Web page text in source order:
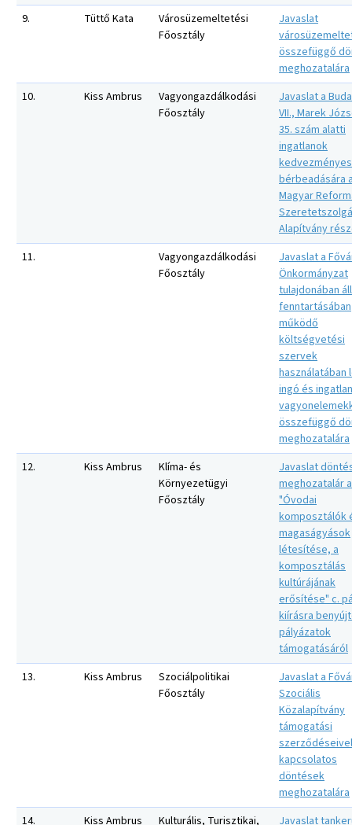
9.
Tüttő Kata
Városüzemeltetési
Főosztály
Javaslat
összefüggő
meghozatalára
10.
Kiss Ambrus
Vagyongazdálkodási
Főosztály
Javaslat a
VII., Marek
35. szám alatti
ingatlanok
kedvezményes
bérbeadására
Magyar
Alapítvány
11.
Vagyongazdálkodási
Főosztály
Javaslat a
Önkormányzat
tulajdonában
fenntartásában
működő
költségvetési
szervek
használatában
ingó és ingatlan
összefüggő
meghozatalára
12.
Kiss Ambrus
Klíma- és
Környezetügyi
Főosztály
Javaslat
meghozatalár
"Óvodai
komposztálók
magaságyások
létesítése, a
komposztálás
kultúrájának
erősítése" c.
kiírásra
pályázatok
támogatásáról
13.
Kiss Ambrus
Szociálpolitikai
Főosztály
Javaslat a
Szociális
Közalapítvány
támogatási
szerződéseivel
kapcsolatos
döntések
meghozatalára
14.
Kiss Ambrus Kulturális, Turisztikai, Javaslat